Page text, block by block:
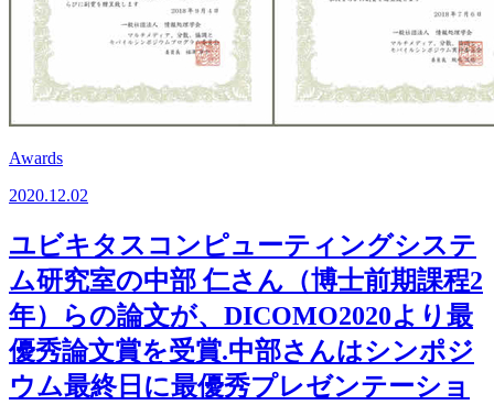
Awards
2020.12.02
ユビキタスコンピューティングシステ
ム研究室の中部 仁さん（博士前期課程2
年）らの論文が、DICOMO2020より最
優秀論文賞を受賞.中部さんはシンポジ
ウム最終日に最優秀プレゼンテーショ